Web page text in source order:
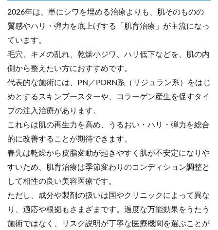
2026年は、単にシワを埋める治療よりも、肌そのものの
質感やハリ・弾力を底上げする「肌育治療」が主流になっ
ています。
毛穴、キメの乱れ、乾燥小ジワ、ハリ低下などを、肌の内
側から整えたい方におすすめです。
代表的な施術には、PN／PDRN系（リジュラン系）をはじ
めとするスキンブースターや、コラーゲン産生を促すタイ
プの注入治療があります。
これらは肌の再生力を高め、うるおい・ハリ・弾力を総合
的に改善することが期待できます。
春先は乾燥から皮脂変動が起きやすく肌が不安定になりや
すいため、肌育治療は季節変わりのコンディション調整と
して相性の良い美容医療です。
ただし、成分や製剤の扱いは国やクリニックによって異な
り、適応や根拠もさまざまです。過度な万能効果をうたう
施術ではなく、リスク説明が丁寧な医療機関を選ぶことが